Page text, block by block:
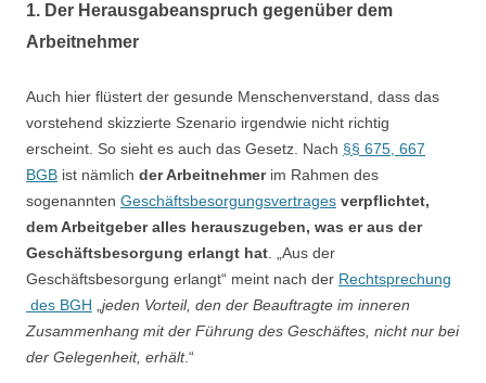
1. Der Herausgabeanspruch gegenüber dem
Arbeitnehmer
Auch hier flüstert der gesunde Menschenverstand, dass das
vorstehend skizzierte Szenario irgendwie nicht richtig
erscheint. So sieht es auch das Gesetz. Nach §§ 675, 667
BGB ist nämlich der Arbeitnehmerim Rahmen des
sogenannten Geschäftsbesorgungsvertrages verpflichtet,
dem Arbeitgeber alles herauszugeben, was er aus der
Geschäftsbesorgung erlangt hat . „Aus der
Geschäftsbesorgung erlangt“ meint nach der Rechtsprechung
des BGH
jeden Vorteil, den der Beauftragte im inneren
Zusammenhang mit der Führung des Geschäftes, nicht nur bei
der Gelegenheit, erhält.“